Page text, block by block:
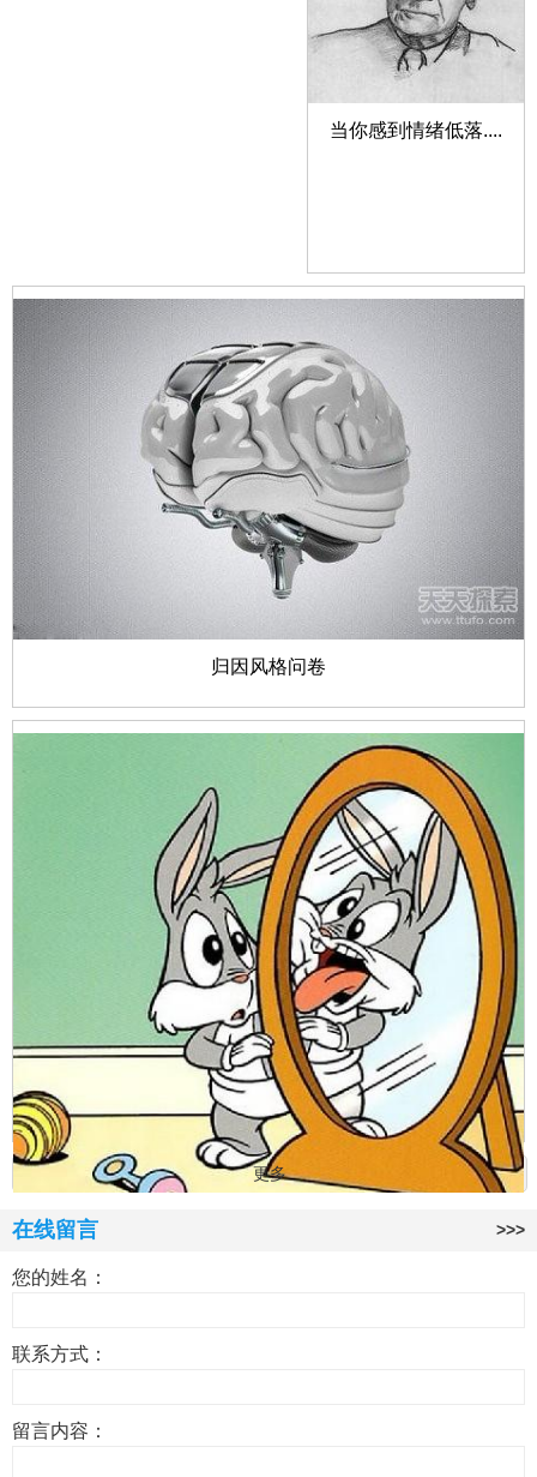
当你感到情绪低落....
归因风格问卷
更多
在线留言 >>>
您的姓名：
联系方式：
留言内容：